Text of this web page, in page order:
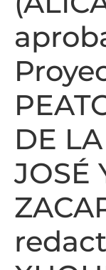
DE
JOSÉ